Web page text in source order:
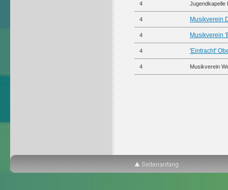
4 Jugendkapelle
4 Musikverein
4 Musikverein
4 'Eintracht'
4 Musikverein